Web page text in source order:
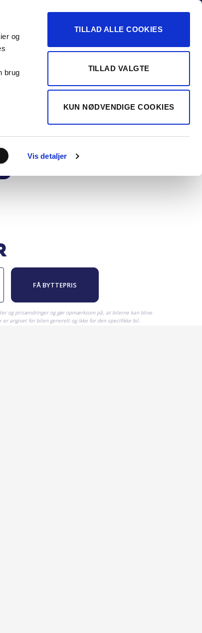
og
brug
Vis detaljer
TILLAD ALLE COOKIES
TILLAD VALGTE
KUN NØDVENDIGE COOKIES
Vurdér min bil
Ignis 1,2
Mild
FÅ BYTTEPRIS
og prisændringer og gør opmærksom på, at bilerne kan blive
angivet for bilen generelt og ikke for den specifikke bil.